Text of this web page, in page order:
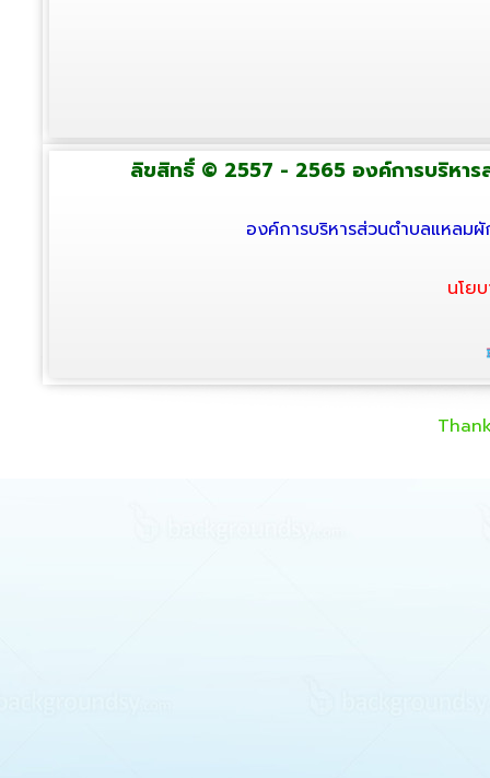
ลิขสิทธิ์ © 2557 - 2565 องค์การบริหา
องค์การบริหารส่วนตำบลแหลม
นโย